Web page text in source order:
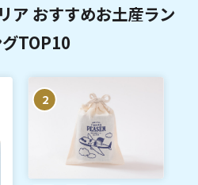
ア おすすめお土産ラン
TOP10
2